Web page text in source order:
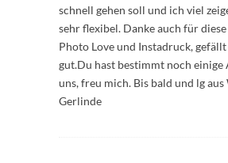
schnell gehen soll und ich viel
sehr flexibel. Danke auch für
Photo Love und Instadruck,
gut.Du hast bestimmt noch einige
uns, freu mich. Bis bald und lg
Gerlinde